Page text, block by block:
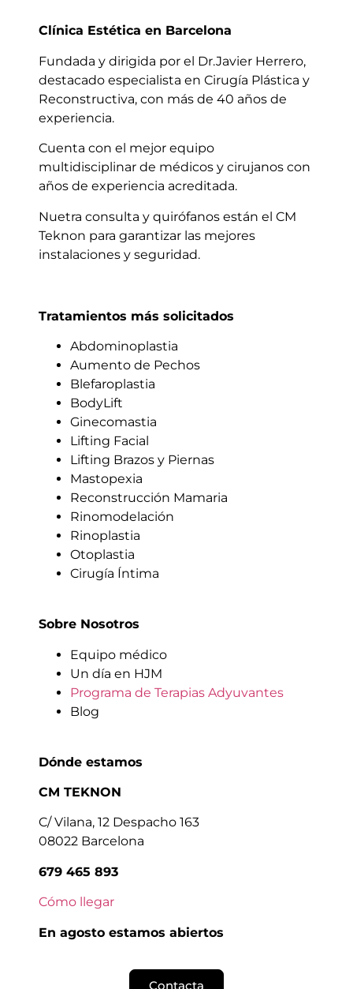
Clínica Estética en Barcelona
Fundada y dirigida por el Dr.Javier Herrero,
destacado especialista en Cirugía Plástica y
Reconstructiva, con más de 40 años de
experiencia.
Cuenta con el mejor equipo
multidisciplinar de médicos y cirujanos con
años de experiencia acreditada.
Nuetra consulta y quirófanos están el CM
Teknon para garantizar las mejores
instalaciones y seguridad.
Tratamientos más solicitados
Abdominoplastia
Aumento de Pechos
Blefaroplastia
BodyLift
Ginecomastia
Lifting Facial
Lifting Brazos y Piernas
Mastopexia
Reconstrucción Mamaria
Rinomodelación
Rinoplastia
Otoplastia
Cirugía Íntima
Sobre Nosotros
Equipo médico
Un día en HJM
Programa de Terapias Adyuvantes
Blog
Dónde estamos
CM TEKNON
C/ Vilana, 12 Despacho 163
08022 Barcelona
679 465 893
Cómo llegar
En agosto estamos abiertos
Contacta